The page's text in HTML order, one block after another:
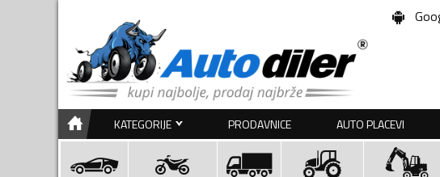
KATEGORIJE PRODAVNICE AUTO PLACEVI